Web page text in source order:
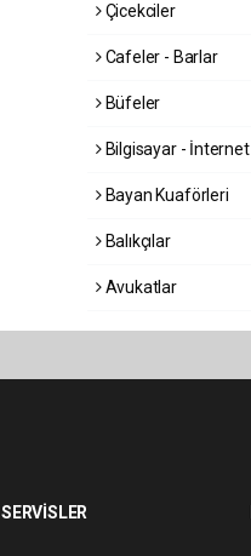
Çicekciler
Cafeler - Barlar
Büfeler
Bilgisayar - İnternet
Bayan Kuaförleri
Balıkçılar
Avukatlar
SERVİSLER